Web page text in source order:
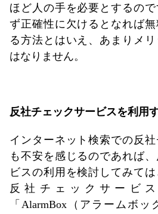
ほど人の手を必要とするの
ず正確性に欠けるとなれば
る方法とはいえ、あまりメ
はなりません。
反社チェックサービスを利用す
インターネット検索での反
も不安を感じるのであれば
ビスの利用を検討してみては
反社チェックサービ
「AlarmBox（アラームボッ